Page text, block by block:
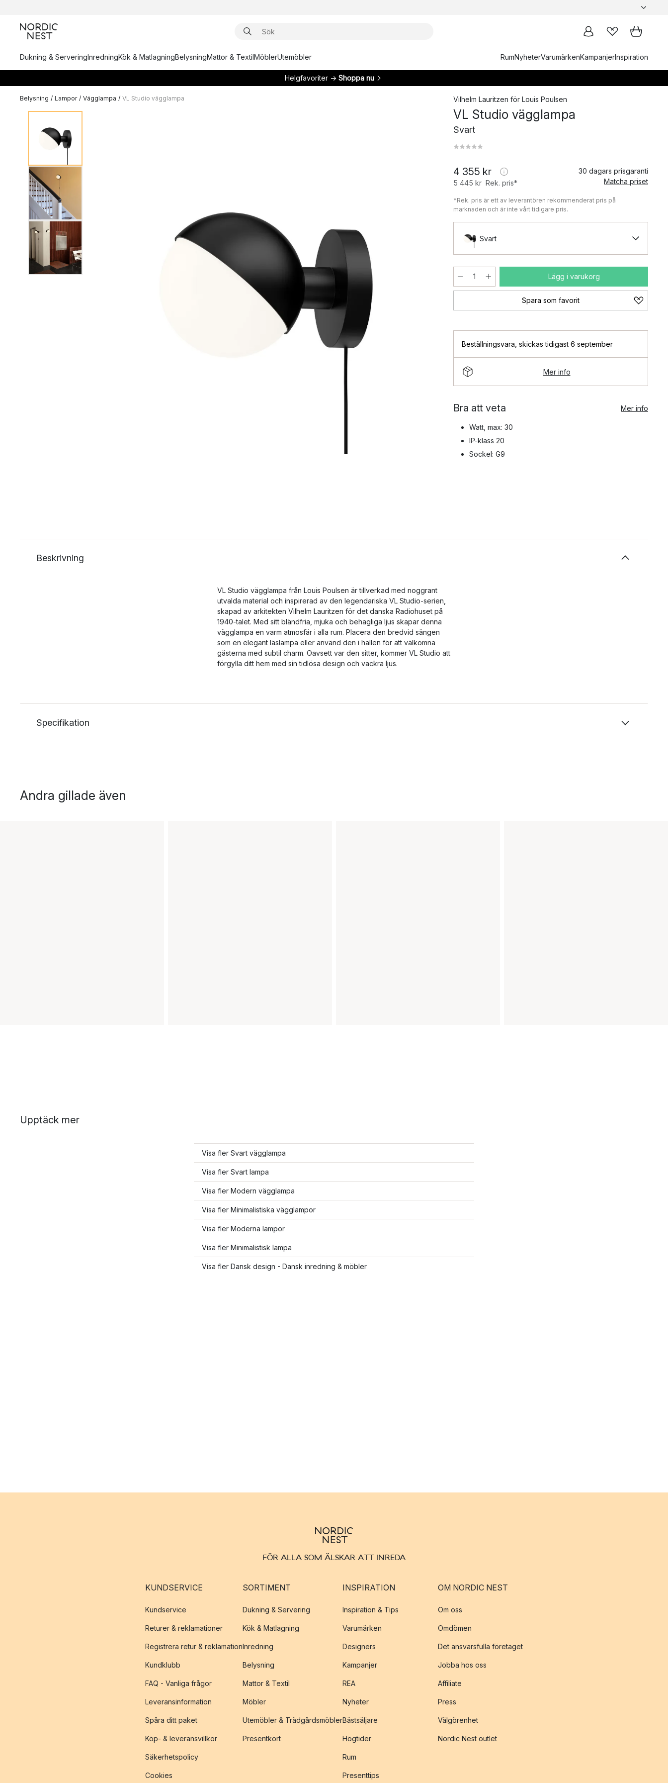
Dukning & ServeringInredningKök & MatlagningBelysningMattor & TextilMöblerUtemöbler RumNyheterVarumärkenKampanjerInspiration
Helgfavoriter → Shoppa nu
Belysning / Lampor / Vägglampa / VL Studio vägglampa Vilhelm Lauritzen för Louis Poulsen
VL Studio vägglampa
Svart
4 355 kr
5 445 kr Rek. pris*
30 dagars prisgaranti
Matcha priset
*Rek. pris är ett av leverantören rekommenderat pris på
marknaden och är inte vårt tidigare pris.
Svart
Lägg i varukorg
Spara som favorit
Beställningsvara skickas tidigast 6 september
Mer info
Bra att veta Mer info
Watt, max: 30
IP-klass 20
Sockel: G9
Beskrivning
VL Studio vägglampa från Louis Poulsen är tillverkad med noggrant
utvalda material och inspirerad av den legendariska VL Studio-serien,
skapad av arkitekten Vilhelm Lauritzen för det danska Radiohuset på
1940-talet. Med sitt bländfria, mjuka och behagliga ljus skapar denna
vägglampa en varm atmosfär i alla rum. Placera den bredvid sängen
som en elegant läslampa eller använd den i hallen för att välkomna
gästerna med subtil charm. Oavsett var den sitter, kommer VL Studio att
förgylla ditt hem med sin tidlösa design och vackra ljus.
Specifikation
Andra gillade även
Upptäck mer
Visa fler Svart vägglampa
Visa fler Svart lampa
Visa fler Modern vägglampa
Visa fler Minimalistiska vägglampor
Visa fler Moderna lampor
Visa fler Minimalistisk lampa
Visa fler Dansk design - Dansk inredning & möbler
FÖR ALLA SOM ÄLSKAR ATT INREDA
KUNDSERVICE
Kundservice
Returer & reklamationer
Registrera retur & reklamation
Kundklubb
FAQ - Vanliga frågor
Leveransinformation
Spåra ditt paket
Köp- & leveransvillkor
Säkerhetspolicy
Cookies
SORTIMENT
Dukning & Servering
Kök & Matlagning
Inredning
Belysning
Mattor & Textil
Möbler
Utemöbler & Trädgårdsmöbler
Presentkort
INSPIRATION
Inspiration & Tips
Varumärken
Designers
Kampanjer
REA
Nyheter
Bästsäljare
Högtider
Rum
Presenttips
OM NORDIC NEST
Om oss
Omdömen
Det ansvarsfulla företaget
Jobba hos oss
Affiliate
Press
Välgörenhet
Nordic Nest outlet